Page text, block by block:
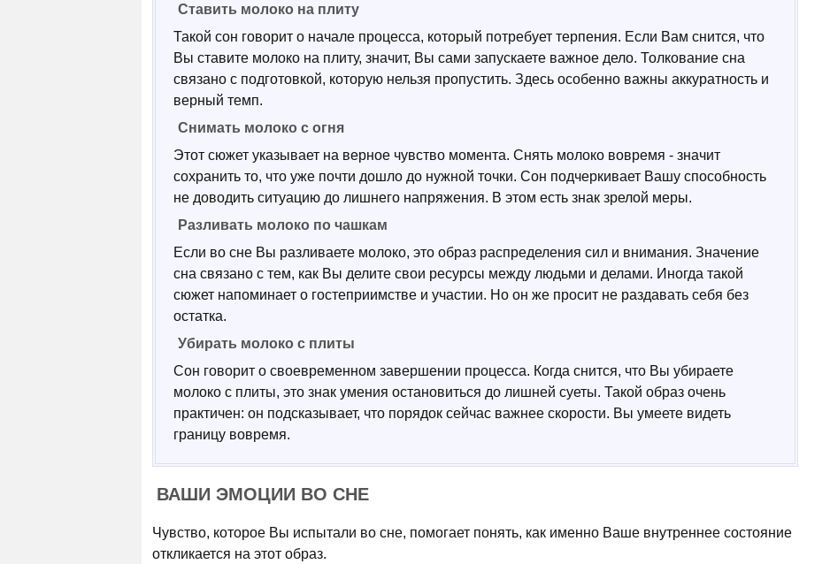
Ставить молоко на плиту
Такой сон говорит о начале процесса, который потребует терпения. Если Вам снится, что
Вы ставите молоко на плиту, значит, Вы сами запускаете важное дело. Толкование сна
связано с подготовкой, которую нельзя пропустить. Здесь особенно важны аккуратность и
верный темп.
Снимать молоко с огня
Этот сюжет указывает на верное чувство момента. Снять молоко вовремя - значит
сохранить то, что уже почти дошло до нужной точки. Сон подчеркивает Вашу способность
не доводить ситуацию до лишнего напряжения. В этом есть знак зрелой меры.
Разливать молоко по чашкам
Если во сне Вы разливаете молоко, это образ распределения сил и внимания. Значение
сна связано с тем, как Вы делите свои ресурсы между людьми и делами. Иногда такой
сюжет напоминает о гостеприимстве и участии. Но он же просит не раздавать себя без
остатка.
Убирать молоко с плиты
Сон говорит о своевременном завершении процесса. Когда снится, что Вы убираете
молоко с плиты, это знак умения остановиться до лишней суеты. Такой образ очень
практичен: он подсказывает, что порядок сейчас важнее скорости. Вы умеете видеть
границу вовремя.
ВАШИ ЭМОЦИИ ВО СНЕ
Чувство, которое Вы испытали во сне, помогает понять, как именно Ваше внутреннее состояние
откликается на этот образ.